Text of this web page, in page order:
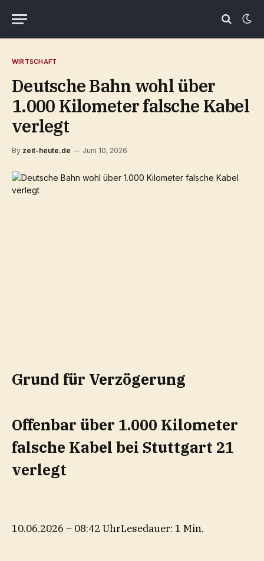
WIRTSCHAFT
Deutsche Bahn wohl über
1.000 Kilometer falsche Kabel
verlegt
By zeit-heute.de Juni 10, 2026
Grund für Verzögerung
Offenbar über 1.000 Kilometer
falsche Kabel bei Stuttgart 21
verlegt
10.06.2026 – 08:42 UhrLesedauer: 1 Min.